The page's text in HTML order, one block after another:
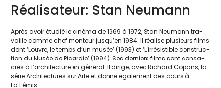
Réalisateur: Stan Neumann
Après avoir étu­dié le ciné­ma de 1969 à 1972, Stan Neumann tra­
vaille comme chef mon­teur jusqu’en 1984. Il réa­lise plu­sieurs films
dont ‘Louvre, le temps d’un musée’ (1993) et ‘L’irrésistible construc­
tion du Musée de Picardie’ (1994). Ses der­niers films sont consa­
crés à l’architecture en géné­ral. Il dirige, avec Richard Copans, la
série Architectures sur Arte et donne éga­le­ment des cours à
La Fémis.